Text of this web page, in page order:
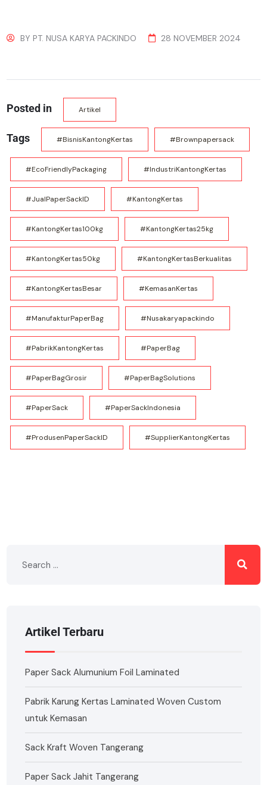
BYPT. NUSA KARYA PACKINDO 28 NOVEMBER 2024
Posted in Artikel
Tags #BisnisKantongKertas #brownpapersack
#EcoFriendlyPackaging #IndustriKantongKertas
#JualPaperSackID #KantongKertas
#KantongKertas100kg #KantongKertas25kg
#KantongKertas50kg #KantongKertasBerkualitas
#KantongKertasBesar #KemasanKertas
#ManufakturPaperBag #nusakaryapackindo
#PabrikKantongKertas #PaperBag
#PaperBagGrosir #PaperBagSolutions
#PaperSack #PaperSackIndonesia
#ProdusenPaperSackID #SupplierKantongKertas
Artikel Terbaru
Paper Sack Alumunium Foil Laminated
Pabrik Karung Kertas Laminated Woven Custom
untuk Kemasan
Sack Kraft Woven Tangerang
Paper Sack Jahit Tangerang